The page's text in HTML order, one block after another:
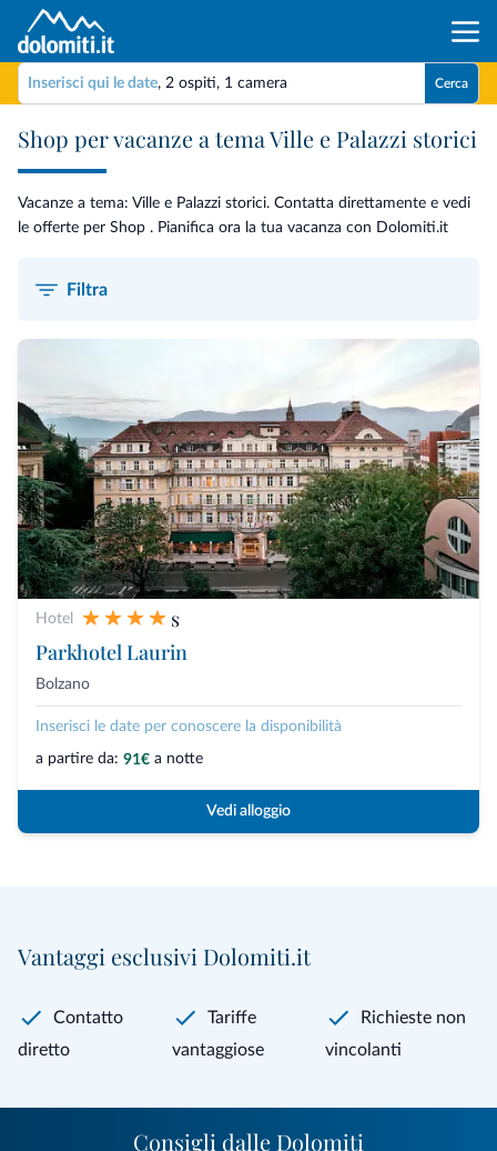
Inserisci qui le date, 2 ospiti, 1 camera Cerca
Shop per vacanze a tema Ville e Palazzi storici
Vacanze a tema: Ville e Palazzi storici. Contatta direttamente e vedi
le offerte per Shop . Pianifica ora la tua vacanza con Dolomiti.it
Filtra
Hotel
s
Parkhotel Laurin
Bolzano
Inserisci le date per conoscere la disponibilità
a partire da: 91€ a notte
Vedi alloggio
Vantaggi esclusivi Dolomiti.it
Contatto
diretto
Tariffe
vantaggiose
Richieste non
vincolanti
Consigli dalle Dolomiti